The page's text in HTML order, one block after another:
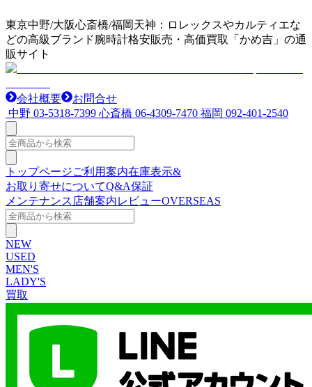
東京中野/大阪心斎橋/福岡天神：ロレックスやカルティエな
どの高級ブランド腕時計格安販売・高価買取「かめ吉」の通
販サイト
会社概要
お問合せ
中野 03-5318-7399 心斎橋 06-4309-7470 福岡 092-401-2540
トップページご利用案内在庫表示&
お取り寄せについてQ&A保証
メンテナンス 店舗案内レビューOVERSEAS
NEW
USED
MEN'S
LADY'S
買取